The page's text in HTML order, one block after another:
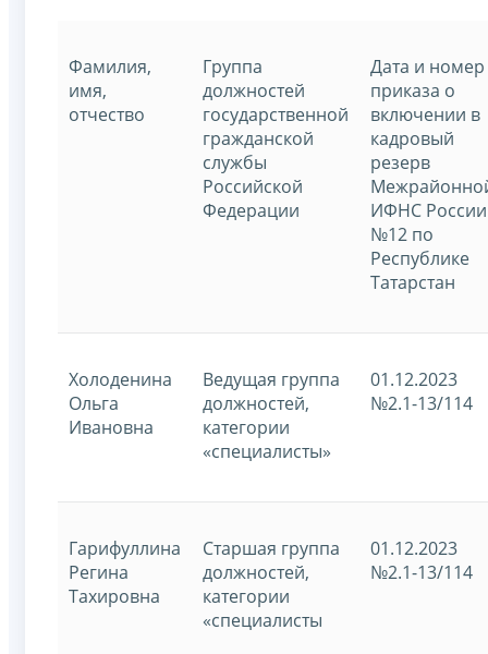
Фамилия,
имя,
отчество
Группа
должностей
государственной
гражданской
службы
Российской
Федерации
Дата и номер
приказа о
включении в
кадровый
резерв
ИФНС России
№12 по
Республике
Татарстан
Холоденина
Ольга
Ивановна
Ведущая группа
должностей,
категории
«специалисты»
01.12.2023
№2.1-13/114
Гарифуллина
Регина
Тахировна
Старшая группа
должностей,
категории
«специалисты
01.12.2023
№2.1-13/114